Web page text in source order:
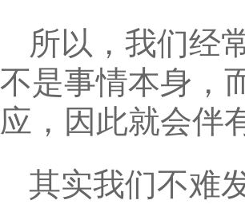
所以，我们经
不是事情本身，
应，因此就会伴
其实我们不难